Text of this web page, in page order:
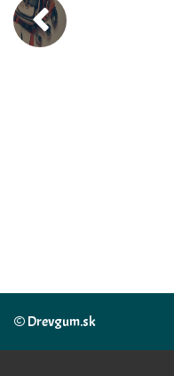
© Drevgum.sk